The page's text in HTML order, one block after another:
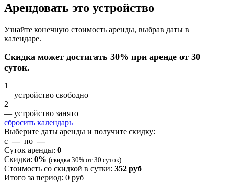
Арендовать это устройство
Узнайте конечную стоимость аренды, выбрав даты в
календаре.
Скидка может достигать 30% при аренде от 30
суток.
1
— устройство свободно
2
— устройство занято
сбросить календарь
Выберите даты аренды и получите скидку:
с — по —
Суток аренды: 0
Скидка: 0% (скидка 30% от 30 суток)
Стоимость со скидкой в сутки: 352 руб
Итого за период: 0 руб